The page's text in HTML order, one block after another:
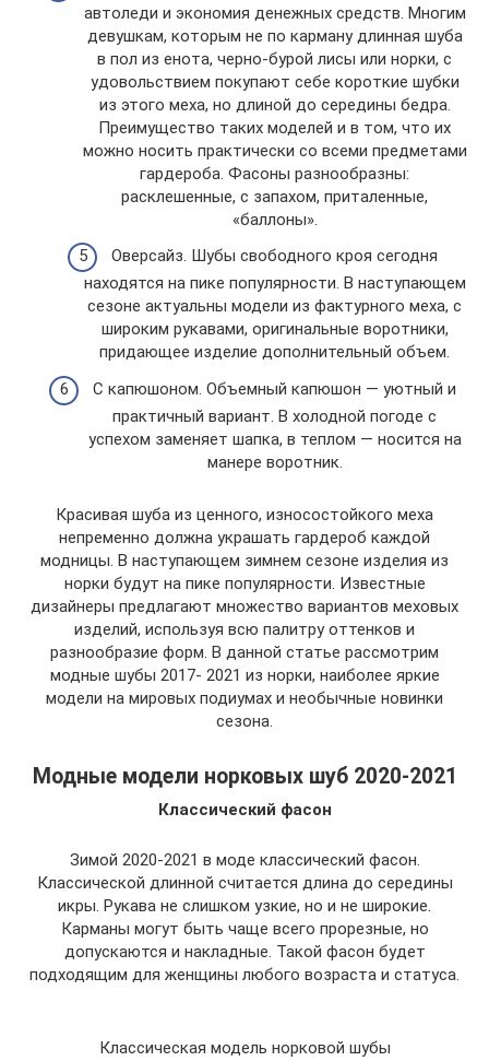
автоледи и экономия денежных средств. Многим
девушкам, которым не по карману длинная шуба
в пол из енота, черно-бурой лисы или норки, с
удовольствием покупают себе короткие шубки
из этого меха, но длиной до середины бедра.
Преимущество таких моделей и в том, что их
можно носить практически со всеми предметами
гардероба. Фасоны разнообразны:
расклешенные, с запахом, приталенные,
«баллоны».
Оверсайз. Шубы свободного кроя сегодня
находятся на пике популярности. В наступающем
сезоне актуальны модели из фактурного меха, с
широким рукавами, оригинальные воротники,
придающее изделие дополнительный объем.
С капюшоном. Объемный капюшон — уютный и
практичный вариант. В холодной погоде с
успехом заменяет шапка, в теплом — носится на
манере воротник.
Красивая шуба из ценного, износостойкого меха
непременно должна украшать гардероб каждой
модницы. В наступающем зимнем сезоне изделия из
норки будут на пике популярности. Известные
дизайнеры предлагают множество вариантов меховых
изделий, используя всю палитру оттенков и
разнообразие форм. В данной статье рассмотрим
модные шубы 2017- 2021 из норки, наиболее яркие
модели на мировых подиумах и необычные новинки
сезона.
Модные модели норковых шуб 2020-2021
Классический фасон
Зимой 2020-2021 в моде классический фасон.
Классической длинной считается длина до середины
икры. Рукава не слишком узкие, но и не широкие.
Карманы могут быть чаще всего прорезные, но
допускаются и накладные. Такой фасон будет
подходящим для женщины любого возраста и статуса.
Классическая модель норковой шубы